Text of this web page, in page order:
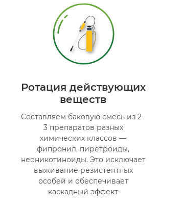
Ротация действующих
веществ
Составляем баковую смесь из 2–
3 препаратов разных
химических классов —
фипронил, пиретроиды,
неоникотиноиды. Это исключает
выживание резистентных
особей и обеспечивает
каскадный эффект